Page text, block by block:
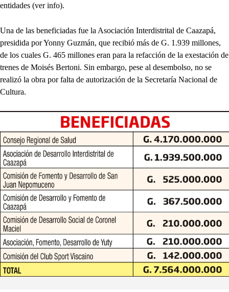
entidades (ver info).
Una de las beneficiadas fue la Asociación Interdistrital de Caazapá,
presidida por Yonny Guzmán, que recibió más de G. 1.939 millones,
de los cuales G. 465 millones eran para la refacción de la exestación de
trenes de Moisés Bertoni. Sin embargo, pese al desembolso, no se
realizó la obra por falta de autorización de la Secretaría Nacional de
Cultura.